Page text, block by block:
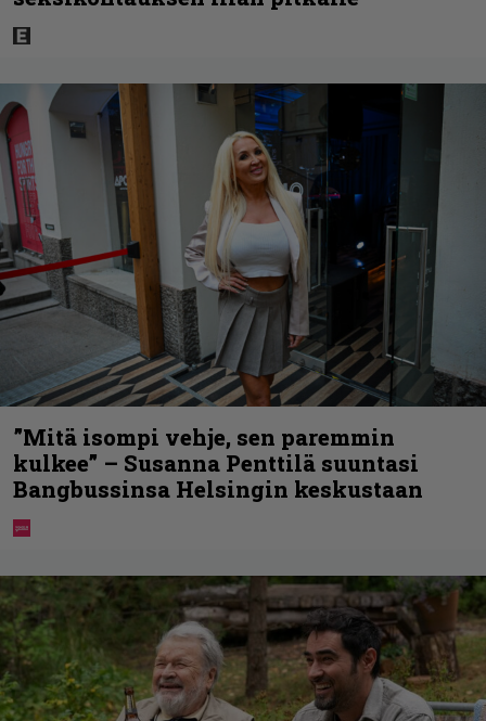
”Mitä isompi vehje, sen paremmin
kulkee” – Susanna Penttilä suuntasi
Bangbussinsa Helsingin keskustaan